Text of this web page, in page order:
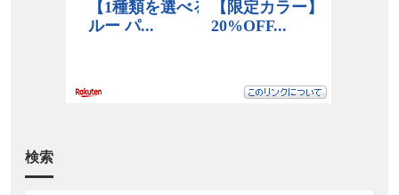
検索